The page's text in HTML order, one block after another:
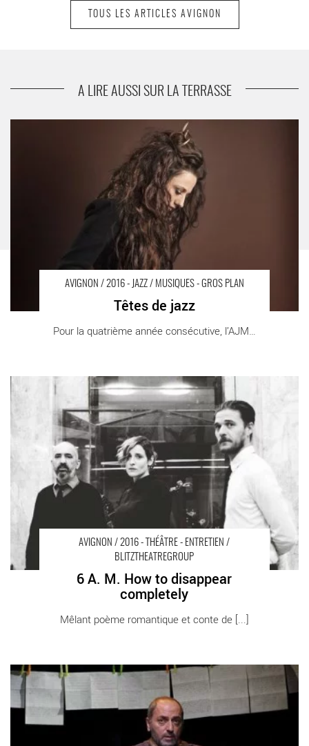
Alice pour le moment
TOUS LES ARTICLES AVIGNON
A LIRE AUSSI SUR LA TERRASSE
AVIGNON / 2016 - JAZZ / MUSIQUES - GROS PLAN
Têtes de jazz
Pour la quatrième année consécutive, l’AJMI, [...]
Têtes de jazz - Critique sortie Avignon / 2016 Avignon Avignon
AVIGNON / 2016 - THÉÂTRE - ENTRETIEN /
BLITZTHEATREGROUP
6 A. M. How to disappear
completely
Mêlant poème romantique et conte de [...]
6 A. M. How to disappear completely - Critique sortie Avignon /
2016 Avignon Festival d’Avignon. Opéra Grand Avignon
J’attends de tes nouvelles – Aspetto tue notizie - Critique sortie
Avignon / 2016 Avignon Avignon Off. Théâtre Al Andalus